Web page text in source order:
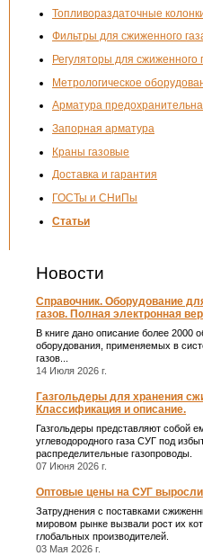
Топливораздаточные
Фильтры для сжиженного
Регуляторы для сжиженного
Метрологическое
Арматура
Запорная арматура
Краны газовые
Доставка и гарантия
ГОСТы и СНиПы
Статьи
Новости
Справочник. Оборудование
газов. Полная электронная
В книге дано описание более 2000
оборудования, применяемых в
газов...
14 Июля 2026 г.
Газгольдеры для хранения
Классификация и описание.
Газгольдеры представляют собой
углеводородного газа СУГ под
распределительные газопроводы.
07 Июня 2026 г.
Оптовые цены на СУГ
Затруднения с поставками
мировом рынке вызвали рост их
глобальных производителей.
03 Мая 2026 г.